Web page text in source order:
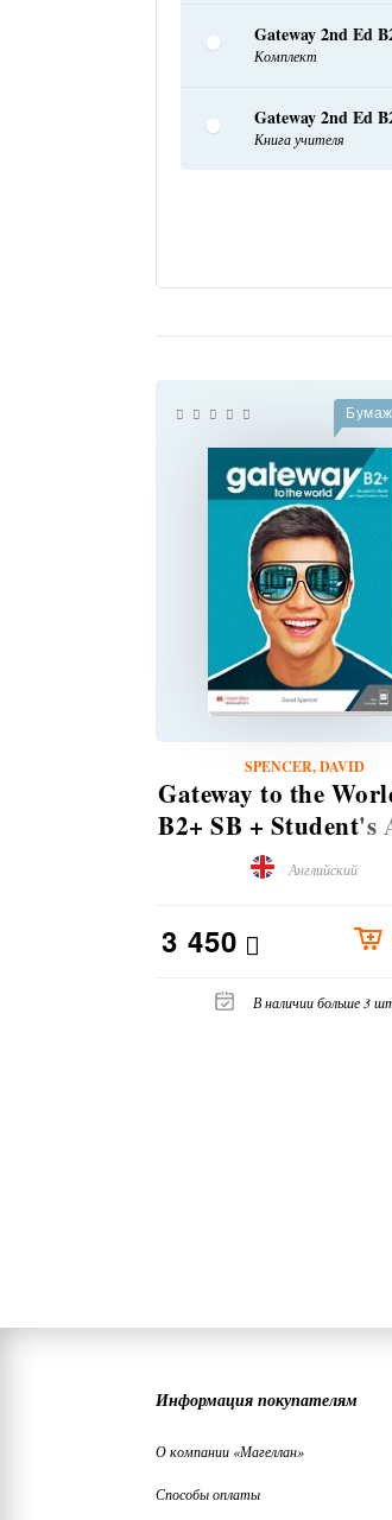
Gateway 2nd Ed
Комплект
Gateway 2nd Ed
Книга учителя
SPENCER, DAVID
Gateway to the
B2+ SB + Student's
Английский
3 450
В наличии больше 3
Информация покупателям
О компании «Магеллан»
Способы оплаты